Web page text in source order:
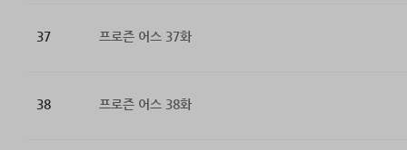
37 프로즌 어스 37화
38 프로즌 어스 38화